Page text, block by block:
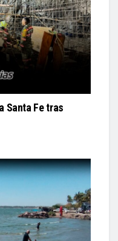
Santa Fe tras